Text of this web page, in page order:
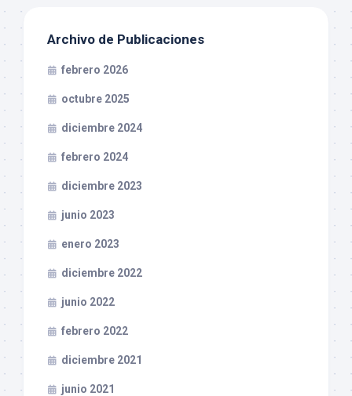
Archivo de Publicaciones
febrero 2026
octubre 2025
diciembre 2024
febrero 2024
diciembre 2023
junio 2023
enero 2023
diciembre 2022
junio 2022
febrero 2022
diciembre 2021
junio 2021